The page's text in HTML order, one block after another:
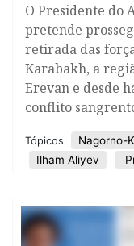
O Presidente do
pretende
retirada das
Karabakh, a
Erevan e desde
conflito
Tópicos Nagorno-
Ilham Aliyev